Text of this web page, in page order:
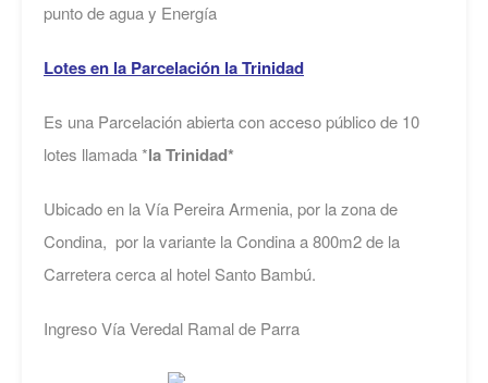
punto de agua y Energía
Lotes en la Parcelación la Trinidad
Es una Parcelación abierta con acceso público de 10
lotes llamada *la Trinidad*
Ubicado en la Vía Pereira Armenia, por la zona de
Condina, por la variante la Condina a 800m2 de la
Carretera cerca al hotel Santo Bambú.
Ingreso Vía Veredal Ramal de Parra